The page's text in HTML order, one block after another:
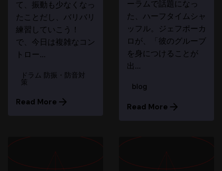
て、振動も少なくなっ
たことだし、バリバリ
練習していこう！
で、今日は複雑なコン
トロー...
ドラム 防振・防音対
策
Read More
ーラムで話題になっ
た、ハーフタイムシャ
ッフル。ジェフポーカ
ロが、「彼のグルーブ
を身につけることが
出...
blog
Read More